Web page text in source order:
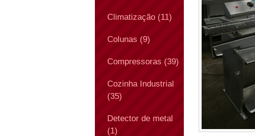
Climatização (11)
Colunas (9)
Compressoras (39)
Cozinha Industrial
(35)
Detector de metal
(1)